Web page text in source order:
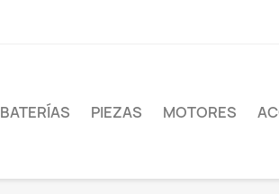
BATERÍAS PIEZAS MOTORES